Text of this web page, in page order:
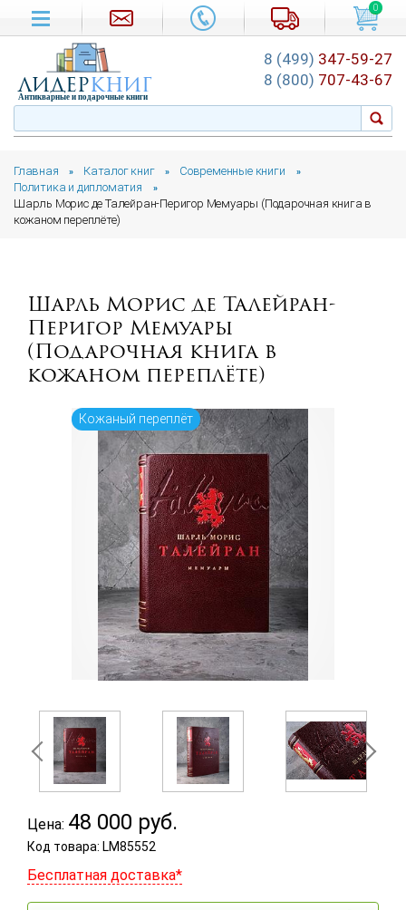
Главная » Каталог книг » Современные книги »
Политика и дипломатия »
Шарль Морис де Талейран-Перигор Мемуары (Подарочная книга в
кожаном переплёте)
Шарль Морис де Талейран-
Перигор Мемуары
(Подарочная книга в
кожаном переплёте)
Кожаный переплёт
Цена: 48 000 руб.
Код товара: LM85552
Бесплатная доставка*
0
лидеркниг
Антикварные и подарочные книги
8 (499) 347-59-27
8 (800) 707-43-67